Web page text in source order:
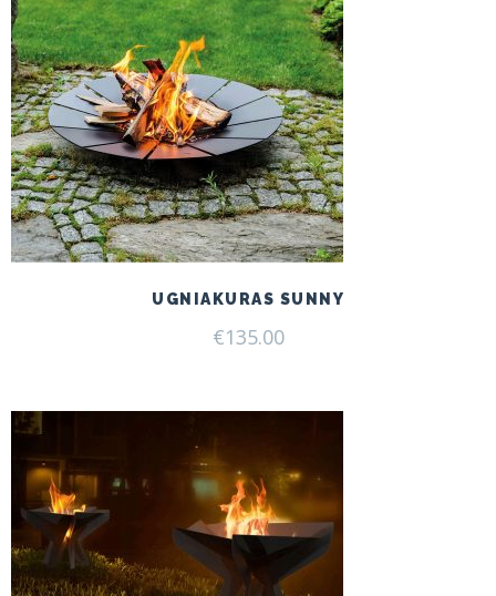
UGNIAKURAS SUNNY
€135.00